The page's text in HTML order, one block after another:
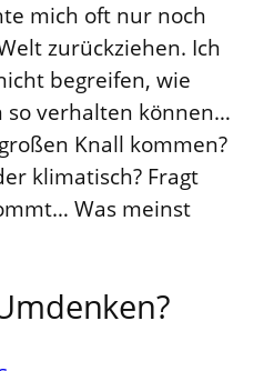
mich oft nur noch
zurückziehen. Ich
begreifen, wie
so verhalten können…
Knall kommen?
klimatisch? Fragt
Was meinst